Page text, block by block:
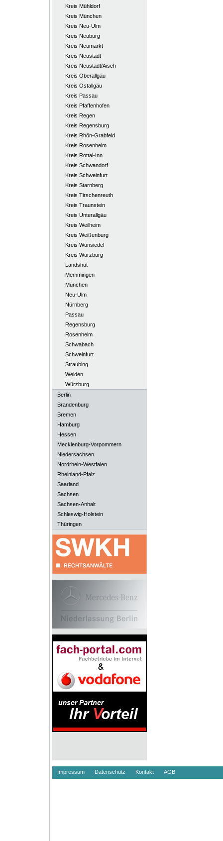
Kreis Mühldorf
Kreis München
Kreis Neu-Ulm
Kreis Neuburg
Kreis Neumarkt
Kreis Neustadt
Kreis Neustadt/Aisch
Kreis Oberallgäu
Kreis Ostallgäu
Kreis Passau
Kreis Pfaffenhofen
Kreis Regen
Kreis Regensburg
Kreis Rhön-Grabfeld
Kreis Rosenheim
Kreis Rottal-Inn
Kreis Schwandorf
Kreis Schweinfurt
Kreis Starnberg
Kreis Tirschenreuth
Kreis Traunstein
Kreis Unterallgäu
Kreis Weilheim
Kreis Weißenburg
Kreis Wunsiedel
Kreis Würzburg
Landshut
Memmingen
München
Neu-Ulm
Nürnberg
Passau
Regensburg
Rosenheim
Schwabach
Schweinfurt
Straubing
Weiden
Würzburg
Berlin
Brandenburg
Bremen
Hamburg
Hessen
Mecklenburg-Vorpommern
Niedersachsen
Nordrhein-Westfalen
Rheinland-Pfalz
Saarland
Sachsen
Sachsen-Anhalt
Schleswig-Holstein
Thüringen
Impressum Datenschutz Kontakt AGB